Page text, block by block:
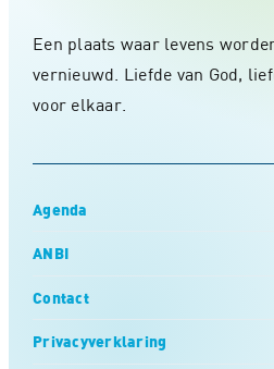
Een plaats waar levens
vernieuwd. Liefde van God,
voor elkaar.
Agenda
ANBI
Contact
Privacyverklaring